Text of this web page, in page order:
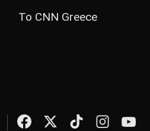
Το CNN Greece